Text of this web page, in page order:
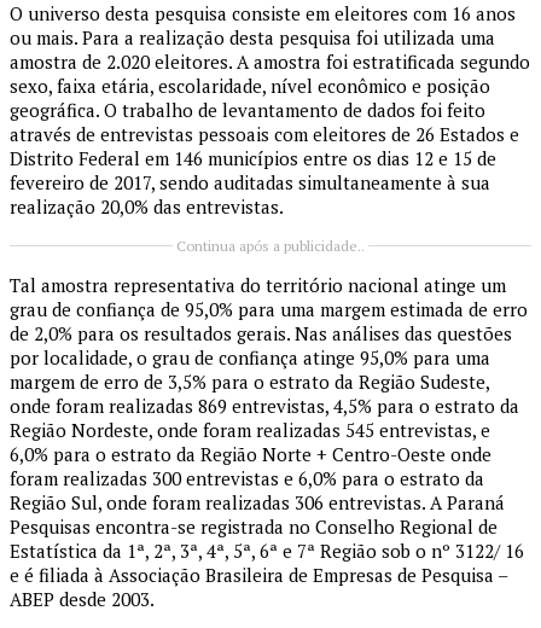
O universo desta pesquisa consiste em eleitores com 16 anos
ou mais. Para a realização desta pesquisa foi utilizada uma
amostra de 2.020 eleitores. A amostra foi estratificada segundo
sexo, faixa etária, escolaridade, nível econômico e posição
geográfica. O trabalho de levantamento de dados foi feito
através de entrevistas pessoais com eleitores de 26 Estados e
Distrito Federal em 146 municípios entre os dias 12 e 15 de
fevereiro de 2017, sendo auditadas simultaneamente à sua
realização 20,0% das entrevistas.
Continua após a publicidade..
Tal amostra representativa do território nacional atinge um
grau de confiança de 95,0% para uma margem estimada de erro
de 2,0% para os resultados gerais. Nas análises das questões
por localidade, o grau de confiança atinge 95,0% para uma
margem de erro de 3,5% para o estrato da Região Sudeste,
onde foram realizadas 869 entrevistas, 4,5% para o estrato da
Região Nordeste, onde foram realizadas 545 entrevistas, e
6,0% para o estrato da Região Norte + Centro-Oeste onde
foram realizadas 300 entrevistas e 6,0% para o estrato da
Região Sul, onde foram realizadas 306 entrevistas. A Paraná
Pesquisas encontra-se registrada no Conselho Regional de
Estatística da 1ª, 2ª, 3ª, 4ª, 5ª, 6ª e 7ª Região sob o nº 3122/ 16
e é filiada à Associação Brasileira de Empresas de Pesquisa –
ABEP desde 2003.